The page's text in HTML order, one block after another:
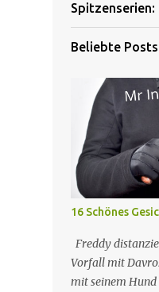
Spitzenserien:
Beliebte Posts
16 Schönes
Freddy
Vorfall mit
mit seinem